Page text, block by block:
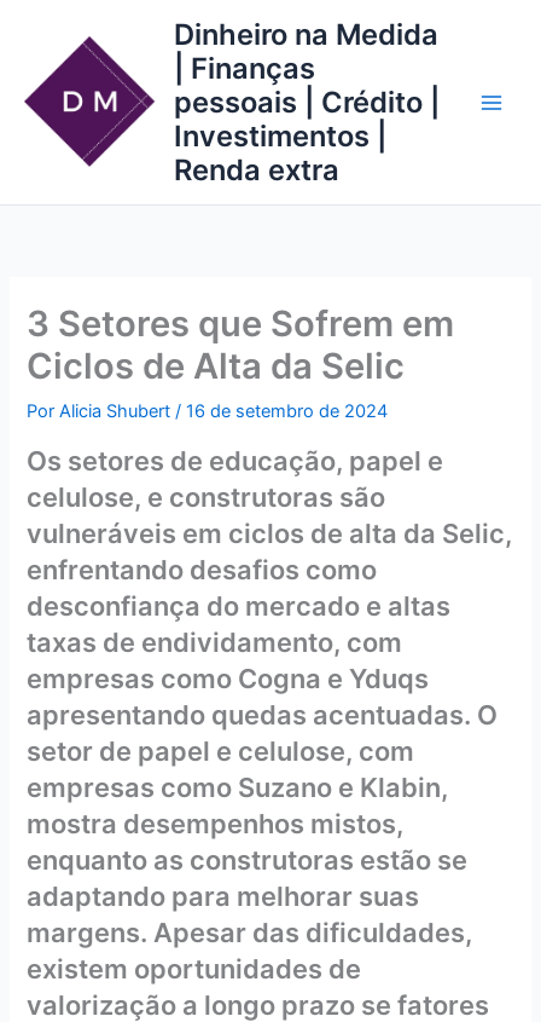
conteúdo
Dinheiro na Medida
| Finanças
pessoais | Crédito |
Investimentos |
Renda extra
3 Setores que Sofrem em
Ciclos de Alta da Selic
PorAlicia Shubert/16 de setembro de 2024
Os setores de educação, papel e
celulose, e construtoras são
vulneráveis em ciclos de alta da Selic,
enfrentando desafios como
desconfiança do mercado e altas
taxas de endividamento, com
empresas como Cogna e Yduqs
apresentando quedas acentuadas. O
setor de papel e celulose, com
empresas como Suzano e Klabin,
mostra desempenhos mistos,
enquanto as construtoras estão se
adaptando para melhorar suas
margens. Apesar das dificuldades,
existem oportunidades de
valorização a longo prazo se fatores